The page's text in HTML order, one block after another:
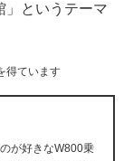
というテーマ
得ています
が好きなW800乗